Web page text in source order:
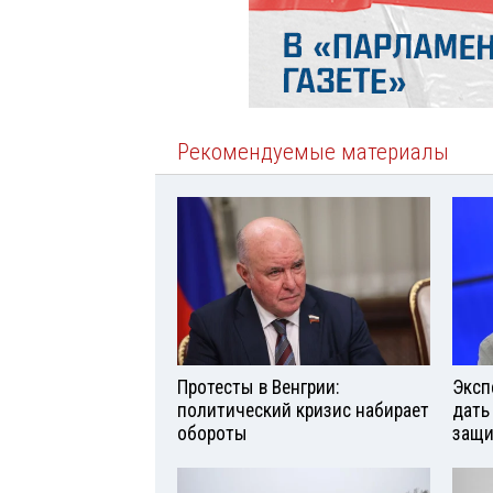
Рекомендуемые материалы
Протесты в Венгрии:
политический кризис набирает
обороты